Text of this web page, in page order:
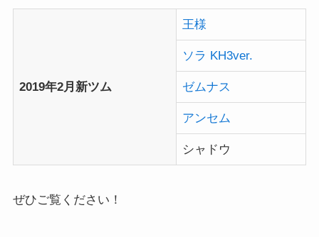
2019年2月新ツム
王様
ソラ KH3ver.
ゼムナス
アンセム
シャドウ
ぜひご覧ください！